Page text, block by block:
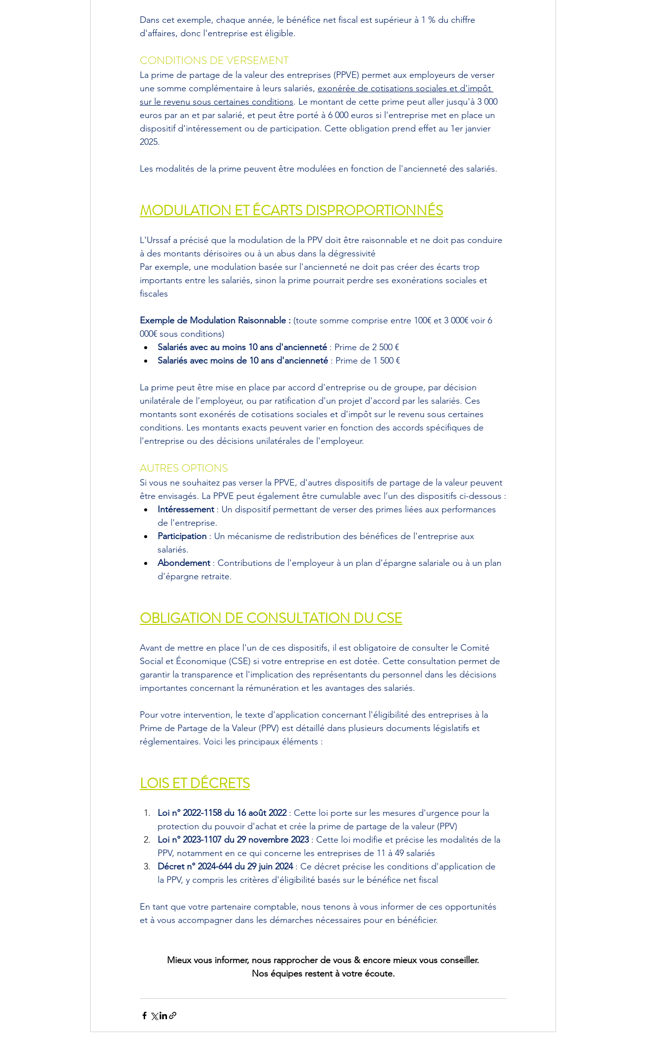
Dans cet exemple, chaque année, le bénéfice net fiscal est supérieur à 1 % du chiffre
d'affaires, donc l'entreprise est éligible.
CONDITIONS DE VERSEMENT
La prime de partage de la valeur des entreprises (PPVE) permet aux employeurs de verser
une somme complémentaire à leurs salariés, exonérée de cotisations sociales et d'impôt
sur le revenu sous certaines conditions. Le montant de cette prime peut aller jusqu'à 3 000
euros par an et par salarié, et peut être porté à 6 000 euros si l'entreprise met en place un
dispositif d'intéressement ou de participation. Cette obligation prend effet au 1er janvier
2025.
Les modalités de la prime peuvent être modulées en fonction de l'ancienneté des salariés.
MODULATION ET ÉCARTS DISPROPORTIONNÉS
L'Urssaf a précisé que la modulation de la PPV doit être raisonnable et ne doit pas conduire
à des montants dérisoires ou à un abus dans la dégressivité
Par exemple, une modulation basée sur l'ancienneté ne doit pas créer des écarts trop
importants entre les salariés, sinon la prime pourrait perdre ses exonérations sociales et
fiscales
Exemple de Modulation Raisonnable : (toute somme comprise entre 100€ et 3 000€ voir 6
000€ sous conditions)
Salariés avec au moins 10 ans d'ancienneté : Prime de 2 500 €
Salariés avec moins de 10 ans d'ancienneté : Prime de 1 500 €
La prime peut être mise en place par accord d'entreprise ou de groupe, par décision
unilatérale de l'employeur, ou par ratification d'un projet d'accord par les salariés. Ces
montants sont exonérés de cotisations sociales et d'impôt sur le revenu sous certaines
conditions. Les montants exacts peuvent varier en fonction des accords spécifiques de
l'entreprise ou des décisions unilatérales de l'employeur.
AUTRES OPTIONS
Si vous ne souhaitez pas verser la PPVE, d'autres dispositifs de partage de la valeur peuvent
être envisagés. La PPVE peut également être cumulable avec l’un des dispositifs ci-dessous :
Intéressement : Un dispositif permettant de verser des primes liées aux performances
de l'entreprise.
Participation : Un mécanisme de redistribution des bénéfices de l'entreprise aux
salariés.
Abondement : Contributions de l'employeur à un plan d'épargne salariale ou à un plan
d'épargne retraite.
OBLIGATION DE CONSULTATION DU CSE
Avant de mettre en place l'un de ces dispositifs, il est obligatoire de consulter le Comité
Social et Économique (CSE) si votre entreprise en est dotée. Cette consultation permet de
garantir la transparence et l'implication des représentants du personnel dans les décisions
importantes concernant la rémunération et les avantages des salariés.
Pour votre intervention, le texte d'application concernant l'éligibilité des entreprises à la
Prime de Partage de la Valeur (PPV) est détaillé dans plusieurs documents législatifs et
réglementaires. Voici les principaux éléments :
LOIS ET DÉCRETS
Loi n° 2022-1158 du 16 août 2022 : Cette loi porte sur les mesures d'urgence pour la
protection du pouvoir d'achat et crée la prime de partage de la valeur (PPV)
Loi n° 2023-1107 du 29 novembre 2023 : Cette loi modifie et précise les modalités de la
PPV, notamment en ce qui concerne les entreprises de 11 à 49 salariés
Décret n° 2024-644 du 29 juin 2024 : Ce décret précise les conditions d'application de
la PPV, y compris les critères d'éligibilité basés sur le bénéfice net fiscal
En tant que votre partenaire comptable, nous tenons à vous informer de ces opportunités
et à vous accompagner dans les démarches nécessaires pour en bénéficier.
Mieux vous informer, nous rapprocher de vous & encore mieux vous conseiller.
Nos équipes restent à votre écoute.